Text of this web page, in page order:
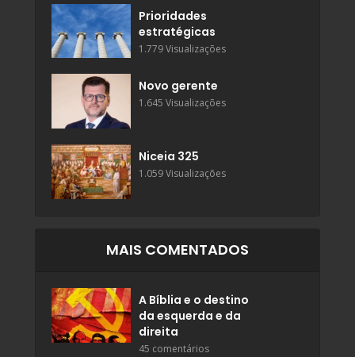
Prioridades
estratégicas
1.779 Visualizações
Novo gerente
1.645 Visualizações
Niceia 325
1.059 Visualizações
MAIS COMENTADOS
A Bíblia e o destino
da esquerda e da
direita
45 comentários